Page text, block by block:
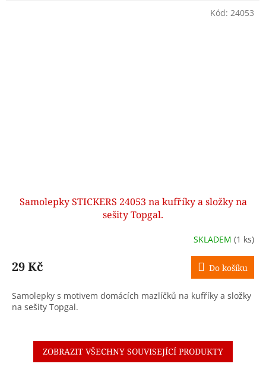
Samolepky STICKERS 24053 na kufříky a složky na
sešity Topgal.
SKLADEM (1 ks)
29 Kč Do košíku
Samolepky s motivem domácích mazlíčků na kufříky a složky
na sešity Topgal.
Kód: 24053
ZOBRAZIT VŠECHNY SOUVISEJÍCÍ PRODUKTY